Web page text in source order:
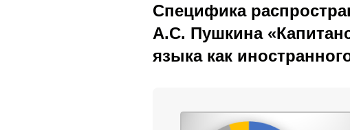
Специфика
А.С. Пушкина
языка как